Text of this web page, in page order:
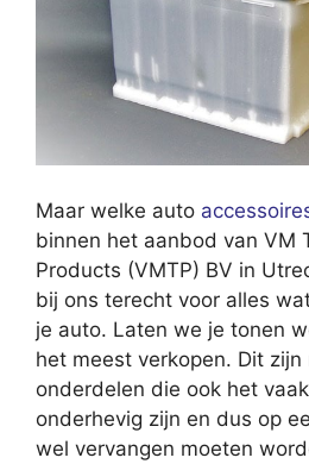
Maar welke auto
binnen het aanbod van VM
Products (VMTP) BV in
bij ons terecht voor alles
je auto. Laten we je tonen
het meest verkopen. Dit zijn
onderdelen die ook het
onderhevig zijn en dus op
wel vervangen moeten